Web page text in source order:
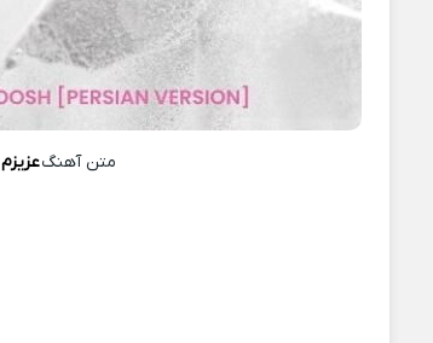
متن آهنگعزیزم